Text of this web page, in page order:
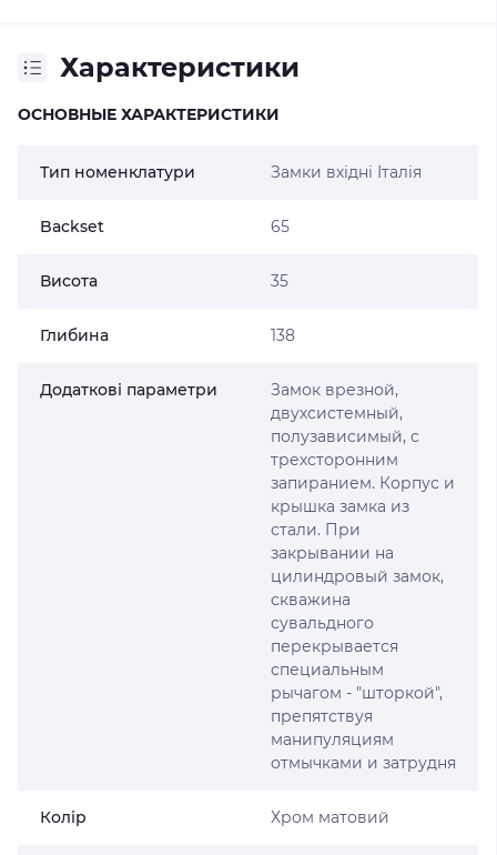
Характеристики
ОСНОВНЫЕ ХАРАКТЕРИСТИКИ
Тип номенклатури Замки вхідні Італія
Backset 65
Висота 35
Глибина 138
Додаткові параметри
Замок врезной,
двухсистемный,
полузависимый, с
трехсторонним
запиранием. Корпус и
крышка замка из
стали. При
закрывании на
цилиндровый замок,
скважина
сувальдного
перекрывается
специальным
рычагом - "шторкой",
препятствуя
манипуляциям
отмычками и затрудня
Колір Хром матовий